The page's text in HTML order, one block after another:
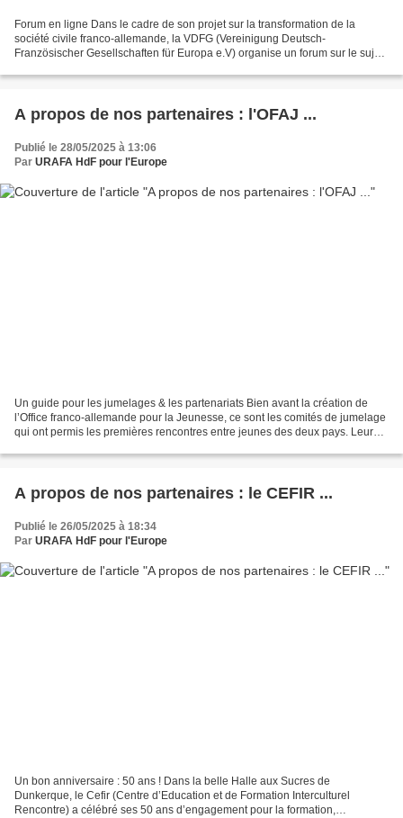
Forum en ligne Dans le cadre de son projet sur la transformation de la
société civile franco-allemande, la VDFG (Vereinigung Deutsch-
Französischer Gesellschaften für Europa e.V) organise un forum sur le sujet :
A propos de nos partenaires : l'OFAJ ...
Publié le 28/05/2025 à 13:06
Par URAFA HdF pour l'Europe
Un guide pour les jumelages & les partenariats Bien avant la création de
l’Office franco-allemande pour la Jeunesse, ce sont les comités de jumelage
qui ont permis les premières rencontres entre jeunes des deux pays. Leur
A propos de nos partenaires : le CEFIR ...
Publié le 26/05/2025 à 18:34
Par URAFA HdF pour l'Europe
Un bon anniversaire : 50 ans ! Dans la belle Halle aux Sucres de
Dunkerque, le Cefir (Centre d’Education et de Formation Interculturel
Rencontre) a célébré ses 50 ans d’engagement pour la formation,